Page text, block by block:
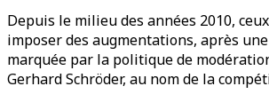
Depuis le milieu des années 2010,
imposer des augmentations, après
marquée par la politique de
Gerhard Schröder, au nom de la